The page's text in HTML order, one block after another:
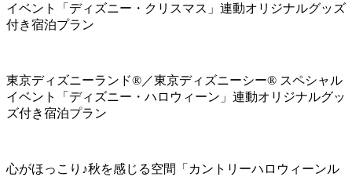
イベント「ディズニー・クリスマス」連動オリジナルグッズ
付き宿泊プラン
東京ディズニーランド®／東京ディズニーシー® スペシャル
イベント「ディズニー・ハロウィーン」連動オリジナルグッ
ズ付き宿泊プラン
心がほっこり♪秋を感じる空間「カントリーハロウィーンル